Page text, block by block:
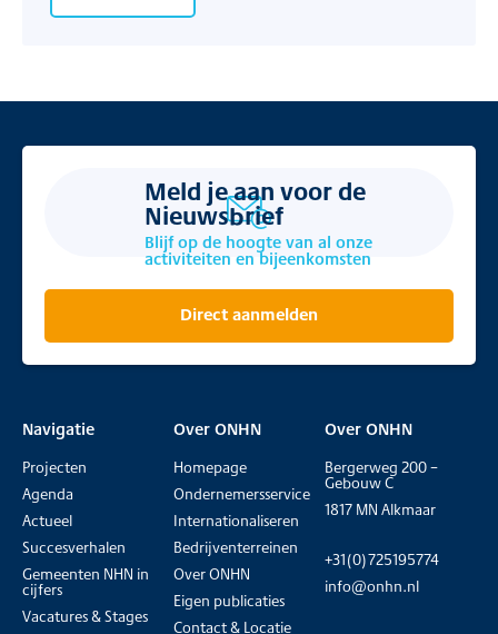
Meld je aan voor de
Nieuwsbrief
Blijf op de hoogte van al onze
activiteiten en bijeenkomsten
Direct aanmelden
Navigatie
Projecten
Agenda
Actueel
Succesverhalen
Gemeenten NHN in
cijfers
Vacatures & Stages
Over ONHN
Homepage
Ondernemersservice
Internationaliseren
Bedrijventerreinen
Over ONHN
Eigen publicaties
Contact & Locatie
Over ONHN
Bergerweg 200 –
Gebouw C
1817 MN Alkmaar
+31(0)725195774
info@onhn.nl